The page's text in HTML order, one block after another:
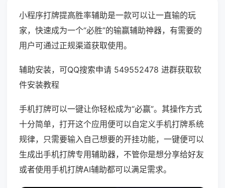
小程序打牌提高胜率辅助是一款可以让一直输的玩
家，快速成为一个“必胜”的输赢辅助神器，有需要的
用户可通过正规渠道获取使用。
辅助安装，可QQ搜索申请 549552478 进群获取软
件安装教程
手机打牌可以一键让你轻松成为“必赢”。其操作方式
十分简单，打开这个应用便可以自定义手机打牌系统
规律，只需要输入自己想要的开挂功能，一键便可以
生成出手机打牌专用辅助器，不管你是想分享给好友
或者使用手机打牌AI辅助都可以满足需求。